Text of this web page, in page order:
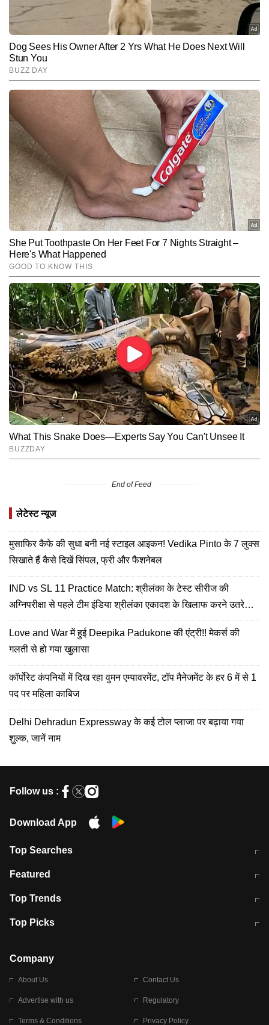
End of Feed
लेटेस्ट न्यूज
मुसाफिर कैफे की सुधा बनी नई स्टाइल आइकन! Vedika Pinto के 7 लुक्स
सिखाते हैं कैसे दिखें सिंपल, फ्री और फैशनेबल
IND vs SL 11 Practice Match: श्रीलंका के टेस्ट सीरीज की
अग्निपरीक्षा से पहले टीम इंडिया श्रीलंका एकादश के खिलाफ करने उतरेगी
अभ्यास
Love and War में हुई Deepika Padukone की एंट्री!! मेकर्स की
गलती से हो गया खुलासा
कॉर्पोरेट कंपनियों में दिख रहा वुमन एम्पावरमेंट, टॉप मैनेजमेंट के हर 6 में से 1
पद पर महिला काबिज
Delhi Dehradun Expressway के कई टोल प्लाजा पर बढ़ाया गया
शुल्क, जानें नाम
Follow us :
Download App
Top Searches
मुंबई में लगे 'जेन जी' के पोस्टर, लिखा- 'मैं
Featured
10 अगस्त को विधानसभा का घेराव करेंगे
Top Trends
RBI का नया नियम: अब बैंकों को अपनी सभी
Top Picks
बारिश की चेतावनी
Company
About Us Contact Us
Advertise with us Regulatory
Terms & Conditions Privacy Policy